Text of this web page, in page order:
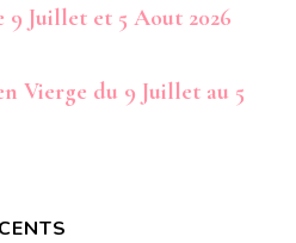
Juillet et 5 Aout 2026
Vierge du 9 Juillet au 5